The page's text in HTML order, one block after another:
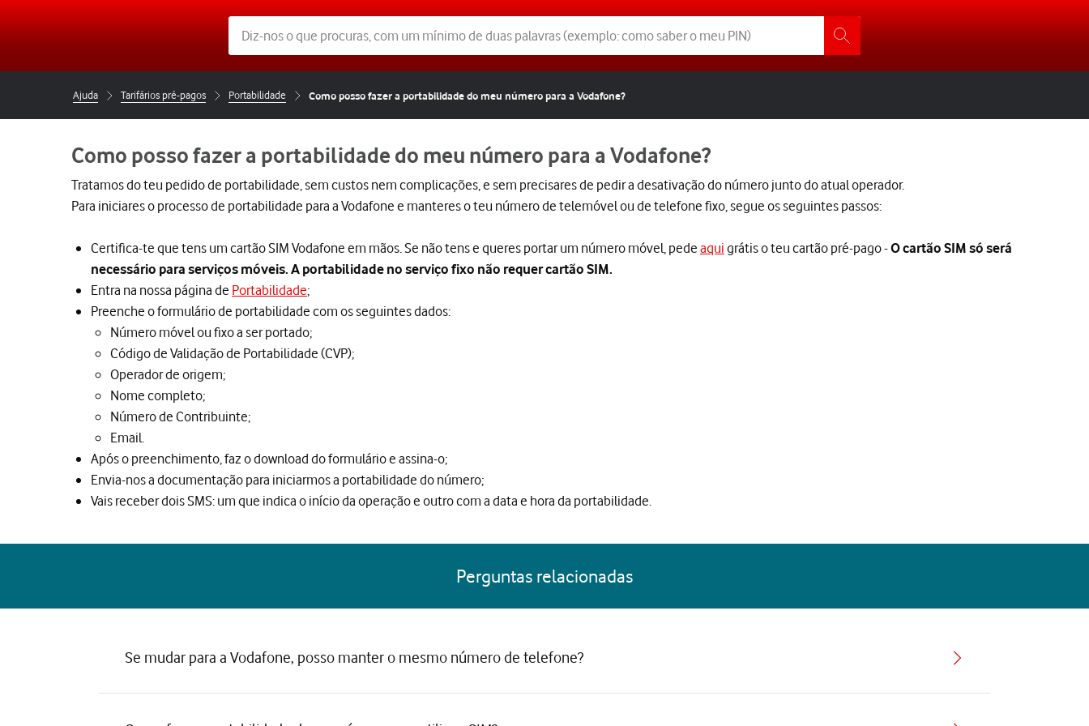
Ajuda Tarifários pré-pagos Portabilidade Como posso fazer a portabilidade do meu número para a Vodafone?
Como posso fazer a portabilidade do meu número para a Vodafone?
Tratamos do teu pedido de portabilidade, sem custos nem complicações, e sem precisares de pedir a desativação do número junto do atual operador.
Para iniciares o processo de portabilidade para a Vodafone e manteres o teu número de telemóvel ou de telefone fixo, segue os seguintes passos:
Certifica-te que tens um cartão SIM Vodafone em mãos. Se não tens e queres portar um número móvel, pedeaquigrátis o teu cartão pré-pago -O cartão SIM só será
necessário para serviços móveis. A portabilidade no serviço fixo não requer cartão SIM.
Entra na nossa página de Portabilidade;
Preenche o formulário de portabilidade com os seguintes dados:
Número móvel ou fixo a ser portado;
Código de Validação de Portabilidade (CVP);
Operador de origem;
Nome completo;
Número de Contribuinte;
Email.
Após o preenchimento, faz o download do formulário e assina-o;
Envia-nos a documentação para iniciarmos a portabilidade do número;
Vais receber dois SMS: um que indica o início da operação e outro com a data e hora da portabilidade.
Perguntas relacionadas
Se mudar para a Vodafone, posso manter o mesmo número de telefone?